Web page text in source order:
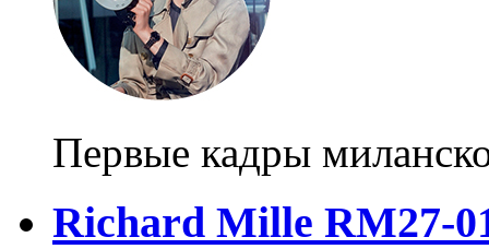
Первые кадры
Richard Mille RM27-